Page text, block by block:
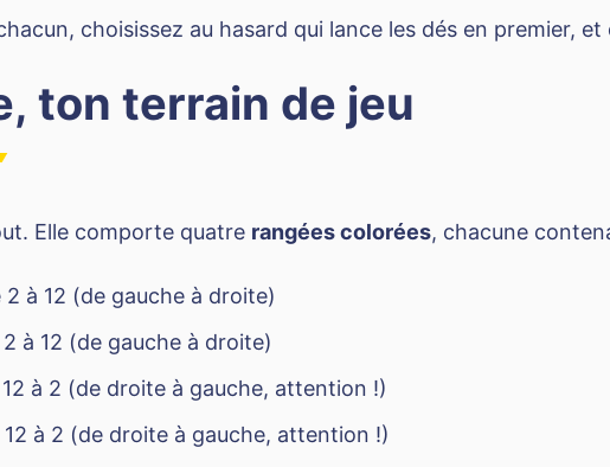
choisissez au hasard qui lance les dés en premier, et
ton terrain de jeu
Elle comporte quatre rangées colorées, chacune
à 12 (de gauche à droite)
à 12 (de gauche à droite)
à 2 (de droite à gauche, attention !)
à 2 (de droite à gauche, attention !)